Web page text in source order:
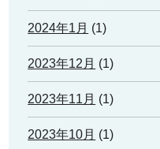
2024年1月 (1)
2023年12月 (1)
2023年11月 (1)
2023年10月 (1)